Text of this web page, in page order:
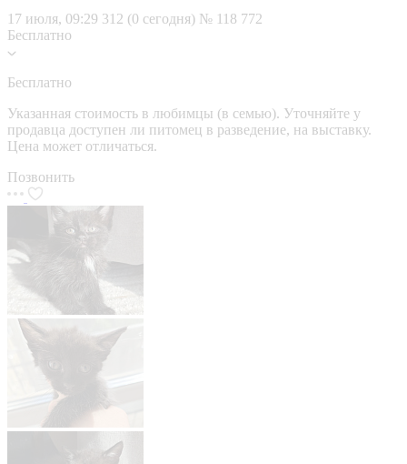
17 июля, 09:29 312 (0 сегодня) № 118 772
Бесплатно
Бесплатно
Указанная стоимость в любимцы (в семью). Уточняйте у
продавца доступен ли питомец в разведение, на выставку.
Цена может отличаться.
Позвонить